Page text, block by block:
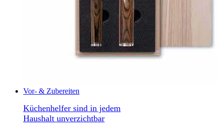
Vor- & Zubereiten
Küchenhelfer sind in jedem
Haushalt unverzichtbar